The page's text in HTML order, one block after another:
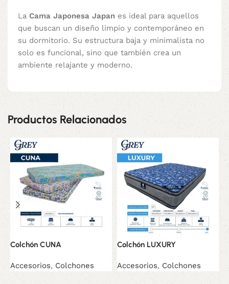
La Cama Japonesa Japan es ideal para aquellos
que buscan un diseño limpio y contemporáneo en
su dormitorio. Su estructura baja y minimalista no
solo es funcional, sino que también crea un
ambiente relajante y moderno.
Productos Relacionados
Colchón CUNA
Accesorios, Colchones
Colchón LUXURY
Accesorios, Colchones